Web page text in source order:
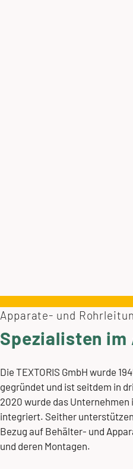
Apparate- und
Spezialisten im
Die TEXTORIS GmbH wurde
gegründet und ist seitdem in
2020 wurde das Unternehmen
integriert. Seither
Bezug auf Behälter- und
und deren Montagen.